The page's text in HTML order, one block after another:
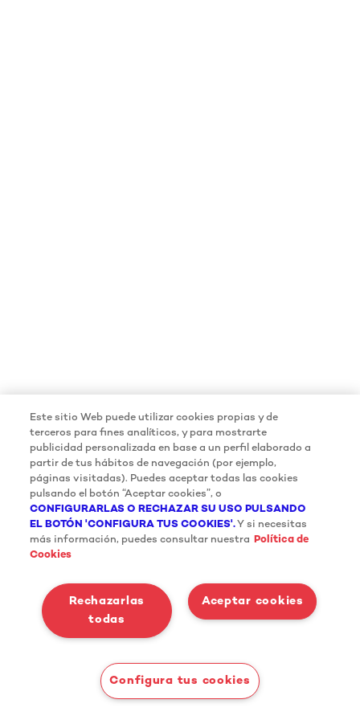
Este sitio Web puede utilizar cookies propias y de
terceros para fines analíticos, y para mostrarte
publicidad personalizada en base a un perfil elaborado a
partir de tus hábitos de navegación (por ejemplo,
páginas visitadas). Puedes aceptar todas las cookies
pulsando el botón “Aceptar cookies”, o
CONFIGURARLAS O RECHAZAR SU USO PULSANDO
EL BOTÓN 'CONFIGURA TUS COOKIES'. Y si necesitas
más información, puedes consultar nuestra Política de
Cookies
Aceptar cookies
Rechazarlas
todas
Configura tus cookies